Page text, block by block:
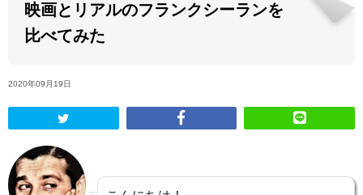
ABOUT US
オンラインストア
お問い合わせ
映画とリアルのフランクシーランを
比べてみた
2020年09月19日